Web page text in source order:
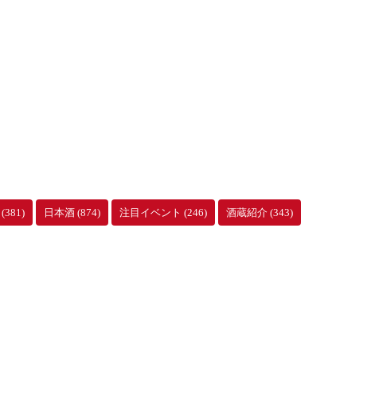
(381) 日本酒 (874) 注目イベント (246) 酒蔵紹介 (343)